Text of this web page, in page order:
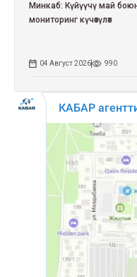
Минкаб: Күйүүчү май
мониторинг күчөтүлөт
04 Август 2026 990